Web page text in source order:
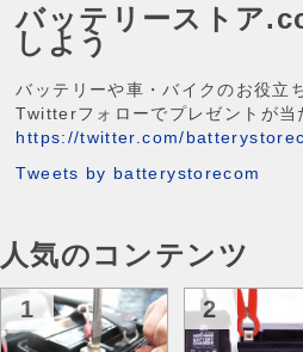
バッテリーストア
しよう
バッテリーや車・バイクのお役立
Twitterフォローでプレゼントが当
https://twitter.com/
Tweets by batterystorecom
人気のコンテンツ
1 2